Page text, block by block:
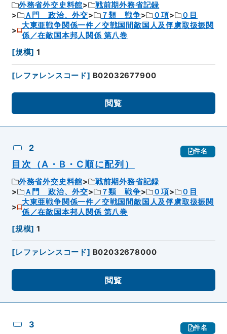
外務省外交史料館
戦前期外務省記録
Ａ門 政治、外交
７類 戦争 ０項
０目
大東亜戦争関係一件／交戦国間敵国人及俘虜取扱振関
係／在敵国本邦人関係 第八巻
[規模] 1
[レファレンスコード] B02032677900
閲覧
2 件名
目次（A・B・C順に配列）
外務省外交史料館
戦前期外務省記録
Ａ門 政治、外交
７類 戦争 ０項
０目
大東亜戦争関係一件／交戦国間敵国人及俘虜取扱振関
係／在敵国本邦人関係 第八巻
[規模] 1
[レファレンスコード] B02032678000
閲覧
3 件名